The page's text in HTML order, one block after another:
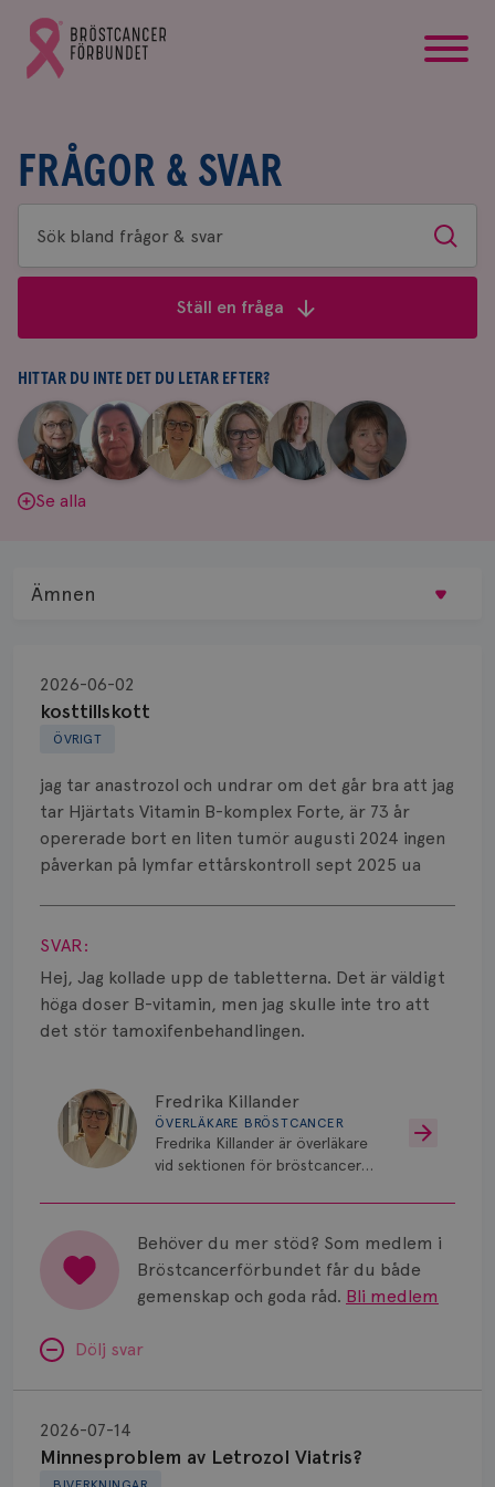
Gå
till
Bröstcancerförbundets
FRÅGOR & SVAR
Sök
bland
&
svar
Sök
Ställ en fråga
HITTAR DU INTE DET DU LETAR EFTER?
Aina
Johnsson
|
Anne
Andersson
Fredrika
Killander
|
Jeanette
Bäcklund
|
Maria
Edegran
|
Yvette
Andersson
Se alla
ÖVRIGT
kosttillskott
2026-06-02
jag tar anastrozol och undrar om det går bra att jag
tar Hjärtats Vitamin B-komplex Forte, är 73 år
opererade bort en liten tumör augusti 2024 ingen
påverkan på lymfar ettårskontroll sept 2025 ua
Visa svar
SVAR:
Hej, Jag kollade upp de tabletterna. Det är väldigt
höga doser B-vitamin, men jag skulle inte tro att
det stör tamoxifenbehandlingen.
Fredrika Killander
ÖVERLÄKARE BRÖSTCANCER
Fredrika Killander är överläkare
vid sektionen för bröstcancer
Malmö/Lund.
Behöver du mer stöd? Som medlem i
Bröstcancerförbundet får du både
gemenskap och goda råd. Bli medlem
Dölj svar
Minnesproblem av Letrozol Viatris?
2026-07-14
Letrozol
Viatris?
Ämnen
Biopsi
Biverkningar
Bröstvårta
Knöl
Typ av bröstcancer
Smärta
Prognos
Risker
Spridd bröstcancer
Vätska